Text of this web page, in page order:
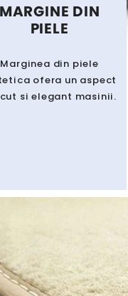
MARGINE DIN
PIELE
Marginea din piele
ofera un aspect
si elegant masinii.